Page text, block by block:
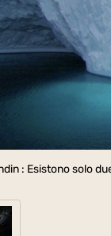
: Esistono solo